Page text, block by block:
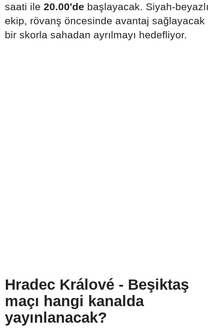
saati ile 20.00'de başlayacak. Siyah-beyazlı
ekip, rövanş öncesinde avantaj sağlayacak
bir skorla sahadan ayrılmayı hedefliyor.
Hradec Králové - Beşiktaş
maçı hangi kanalda
yayınlanacak?